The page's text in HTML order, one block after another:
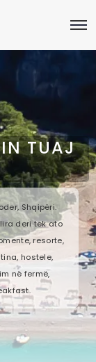
TUAJ
Shqipëri.
deri tek ato
resorte,
hostele,
në fermë,